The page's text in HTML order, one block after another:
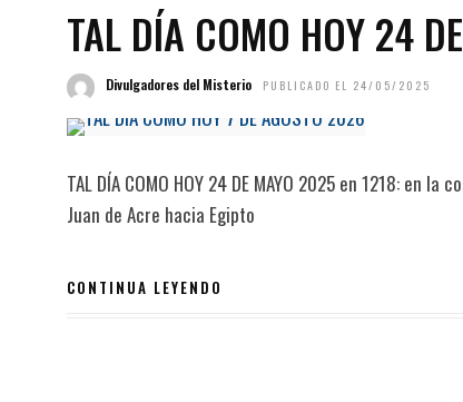
TAL DÍA COMO HOY 24
Divulgadores del Misterio PUBLICADO EL 24/05/2025
TAL DÍA COMO HOY 24 DE MAYO 2025 en 1218: en
Juan de Acre hacia Egipto
CONTINUA LEYENDO